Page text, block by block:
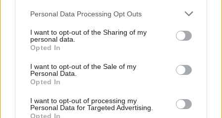
Please note that this website/app uses one or more Google
not limited to your visit or usage behaviour. You may click to
grant or deny consent to Google and its third-party tags to
use your data for below specified purposes in below Google
consent section.
Personal Data Processing Opt Outs
I want to opt-out of the Sharing of my
personal data.
Opted In
I want to opt-out of the Sale of my
Personal Data.
Opted In
I want to opt-out of processing my
Personal Data for Targeted Advertising.
Opted In
Flatiron elé. A környéket erősen meghatározó ívet
évvel állítása után elbontották, csak pár fotó maradt
róla. Ha New Yorkban járva megnéznél egy
Square Parkbanáll egy ma is